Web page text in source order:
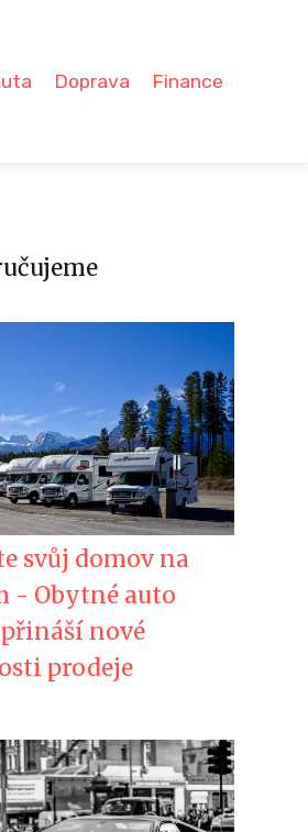
Doprava Finance
svůj domov na
- Obytné auto
nové
prodeje